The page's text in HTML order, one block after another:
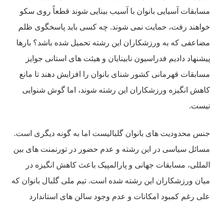
مسابقات آسیایی بانوان با آسیب بینایی شوند قطعاً روی سکو
خواهند رفت، حمایت نمی شوند. چه کسی باید پاسخگوی ظلم
مضاعفی که به ورزشکاران این رشته تحمیل شده باشد؟ بارها
پیشنهاد دادیم فدراسیون نابینایان و هیئت های استانی جوایز
مسابقات قهرمانی کشور شنای بانوان را افزایش دهند تا مانع
کاهش انگیزه ورزشکاران این رشته شوند، اما گوش شنوایی
نیست.
جنس محدودیت های بانوان گلبالیست اما به گونه دیگری است.
مسائل سیاسی در این رشته و عدم حضور در تورنمنت های بین
المللی، مسابقات جهانی و پارالمپیک باعث کاهش انگیزه در
میان ورزشکاران این رشته شده است. تیم ملی گلبال بانوان که
علی رغم کمبود امکانات و عدم وجود سالن های استاندارد